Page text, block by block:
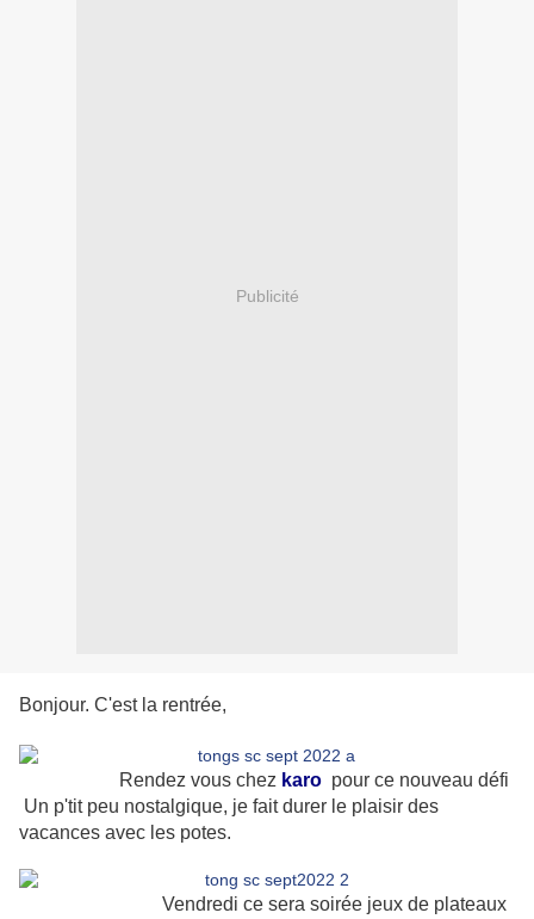
Publicité
Bonjour. C'est la rentrée,
Rendez vous chez karo pour ce nouveau défi
Un p'tit peu nostalgique, je fait durer le plaisir des
vacances avec les potes.
Vendredi ce sera soirée jeux de plateaux